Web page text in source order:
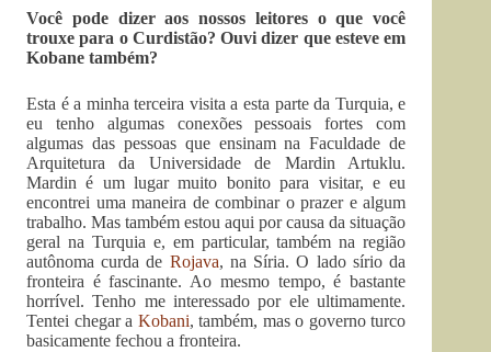
Você pode dizer aos nossos leitores o que você
trouxe para o Curdistão? Ouvi dizer que esteve em
Kobane também?
Esta é a minha terceira visita a esta parte da Turquia, e
eu tenho algumas conexões pessoais fortes com
algumas das pessoas que ensinam na Faculdade de
Arquitetura da Universidade de Mardin Artuklu.
Mardin é um lugar muito bonito para visitar, e eu
encontrei uma maneira de combinar o prazer e algum
trabalho. Mas também estou aqui por causa da situação
geral na Turquia e, em particular, também na região
autônoma curda de Rojava, na Síria. O lado sírio da
fronteira é fascinante. Ao mesmo tempo, é bastante
horrível. Tenho me interessado por ele ultimamente.
Tentei chegar a Kobani, também, mas o governo turco
basicamente fechou a fronteira.